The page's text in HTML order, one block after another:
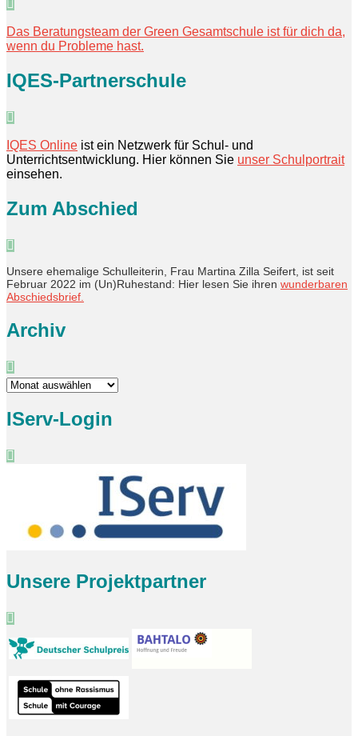
Das Beratungsteam der Green Gesamtschule ist für dich da,
wenn du Probleme hast.
IQES-Partnerschule
IQES Online ist ein Netzwerk für Schul- und
Unterrichtsentwicklung. Hier können Sie unser Schulportrait
einsehen.
Zum Abschied
Unsere ehemalige Schulleiterin, Frau Martina Zilla Seifert, ist seit
Februar 2022 im (Un)Ruhestand: Hier lesen Sie ihren wunderbaren
Abschiedsbrief.
Archiv
Archiv
IServ-Login
Unsere Projektpartner